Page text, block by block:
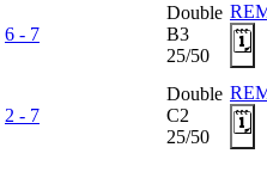
6 - 7
Double
B3
25/50
🗓️
2 - 7
Double
C2
25/50
🗓️